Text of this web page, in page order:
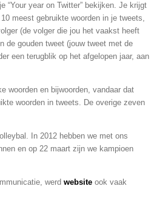
“Your year on Twitter” bekijken. Je krijgt
meest gebruikte woorden in je tweets,
(de volger die jou het vaakst heeft
de gouden tweet (jouw tweet met de
een terugblik op het afgelopen jaar, aan
woorden en bijwoorden, vandaar dat
woorden in tweets. De overige zeven
In 2012 hebben we met ons
en op 22 maart zijn we kampioen
werd website ook vaak